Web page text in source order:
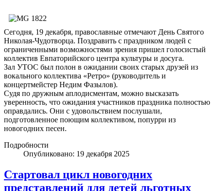
Сегодня, 19 декабря, православные отмечают День Святого
Николая-Чудотворца. Поздравить с праздником людей с
ограниченными возможностями зрения пришел голосистый
коллектив Евпаторийского центра культуры и досуга.
Зал УТОС был полон в ожидании своих старых друзей из
вокального коллектива «Ретро» (руководитель и
концертмейстер Недим Фазылов).
Судя по дружным аплодисментам, можно высказать
уверенность, что ожидания участников праздника полностью
оправдались. Они с удовольствием послушали,
подготовленное поющим коллективом, попурри из
новогодних песен.
Подробности
Опубликовано: 19 декабря 2025
Стартовал цикл новогодних
представлений для детей льготных